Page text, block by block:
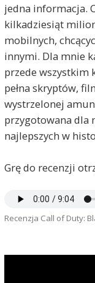
jedna informacja.
kilkadziesiąt
mobilnych,
innymi. Dla mnie
przede wszystkim
pełna skryptów,
wystrzelonej
przygotowana dla
najlepszych w
Grę do recenzji
Recenzja Call of Duty: